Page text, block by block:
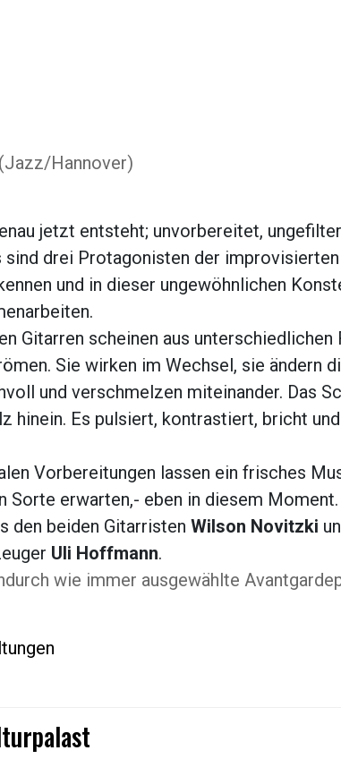
(Jazz/Hannover)
jetzt entsteht; unvorbereitet,
sind drei Protagonisten der
und in dieser ungewöhnlichen
Gitarren scheinen aus unterschiedlichen
Sie wirken im Wechsel, sie ändern
und verschmelzen miteinander. Das
hinein. Es pulsiert, kontrastiert, bricht
Vorbereitungen lassen ein frisches
Sorte erwarten,- eben in diesem Moment.
den beiden Gitarristen Wilson Novitzki
Uli Hoffmann.
wie immer ausgewählte